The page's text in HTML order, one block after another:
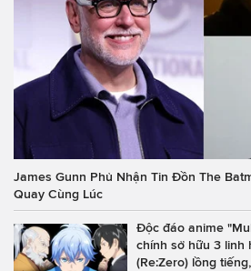
James Gunn Phủ Nhận Tin Đồn The
Quay Cùng Lúc
Độc đáo anime
chính sở hữu 3 linh
(Re:Zero) lồng